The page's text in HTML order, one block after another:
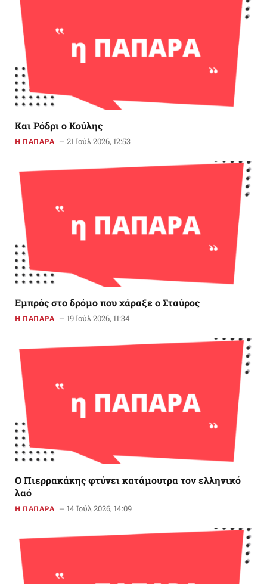
Και Ρόδρι ο Κούλης
Η ΠΑΠΑΡΑ 21 Ιούλ 2026, 12:53
Εμπρός στο δρόμο που χάραξε ο Σταύρος
Η ΠΑΠΑΡΑ 19 Ιούλ 2026, 11:34
Ο Πιερρακάκης φτύνει κατάμουτρα τον ελληνικό
λαό
Η ΠΑΠΑΡΑ 14 Ιούλ 2026, 14:09